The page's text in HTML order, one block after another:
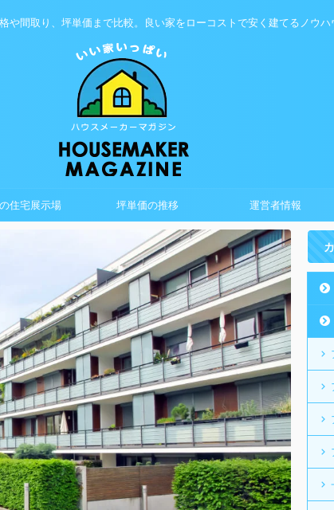
や間取り、坪単価まで比較。良い家をローコストで安く建てるノウハ
住宅展示場 坪単価の推移 運営者情報